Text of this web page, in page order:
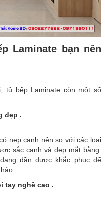
Laminate bạn nên
tủ bếp Laminate còn một số
đẹp .
nẹp cạnh nên so với các loại
sắc cạnh và đẹp mắt bằng.
dần được khắc phục để
tay nghề cao .